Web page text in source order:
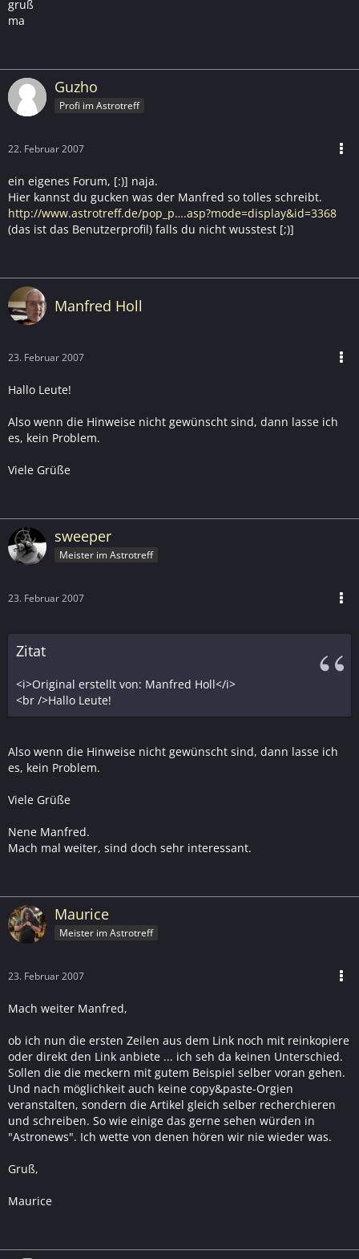
gruß
ma
Guzho
Profi im Astrotreff
22. Februar 2007
ein eigenes Forum, [:)] naja.
Hier kannst du gucken was der Manfred so tolles schreibt.
http://www.astrotreff.de/pop_p….asp?mode=display&id=3368
(das ist das Benutzerprofil) falls du nicht wusstest [;)]
Manfred Holl
23. Februar 2007
Hallo Leute!
Also wenn die Hinweise nicht gewünscht sind, dann lasse ich
es, kein Problem.
Viele Grüße
sweeper
Meister im Astrotreff
23. Februar 2007
Zitat
<i>Original erstellt von: Manfred Holl</i>
<br />Hallo Leute!
Also wenn die Hinweise nicht gewünscht sind, dann lasse ich
es, kein Problem.
Viele Grüße
Nene Manfred.
Mach mal weiter, sind doch sehr interessant.
Maurice
Meister im Astrotreff
23. Februar 2007
Mach weiter Manfred,
ob ich nun die ersten Zeilen aus dem Link noch mit reinkopiere
oder direkt den Link anbiete ... ich seh da keinen Unterschied.
Sollen die die meckern mit gutem Beispiel selber voran gehen.
Und nach möglichkeit auch keine copy&paste-Orgien
veranstalten, sondern die Artikel gleich selber recherchieren
und schreiben. So wie einige das gerne sehen würden in
"Astronews". Ich wette von denen hören wir nie wieder was.
Gruß,
Maurice